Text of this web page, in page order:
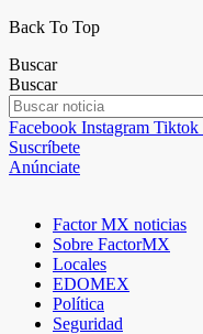
Back To Top
Buscar
Buscar
Facebook Instagram Tiktok
Suscríbete
Anúnciate
Factor MX noticias
Sobre FactorMX
Locales
EDOMEX
Política
Seguridad